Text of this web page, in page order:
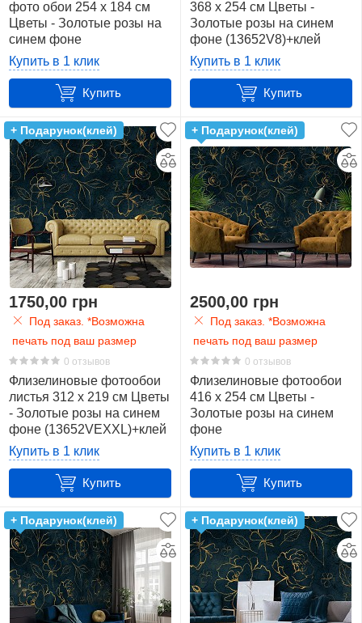
Цветы
Цвет
Показать
все
32
желтый
21
зеленый
9
золотой
красный
синий
фото обои 254 x 184 см
Цветы - Золотые розы на
синем фоне
(13652V4)+клей
Купить в 1 клик
Купить
368 x 254 см Цветы -
Золотые розы на синем
фоне (13652V8)+клей
Купить в 1 клик
Купить
+ Подарунок(клей)
1750,00 грн
Под заказ. *Возможна
печать под ваш размер
0 отзывов
Флизелиновые фотообои
листья 312 x 219 см Цветы
- Золотые розы на синем
фоне (13652VEXXL)+клей
Купить в 1 клик
Купить
+ Подарунок(клей)
2500,00 грн
Под заказ. *Возможна
печать под ваш размер
0 отзывов
Флизелиновые фотообои
416 x 254 см Цветы -
Золотые розы на синем
фоне
(13652VEXXXL)+клей
Купить в 1 клик
Купить
+ Подарунок(клей) + Подарунок(клей)